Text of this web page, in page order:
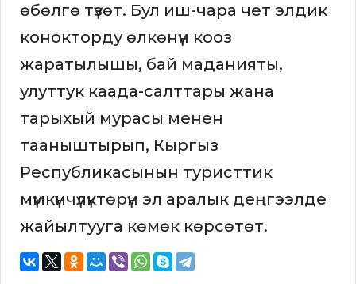
өбөлгө түзөт. Бул иш-чара чет элдик
конокторду өлкөнүн кооз
жаратылышы, бай маданияты,
улуттук каада-салттары жана
тарыхый мурасы менен
тааныштырып, Кыргыз
Республикасынын туристтик
мүмкүнчүлүктөрүн эл аралык деңгээлде
жайылтууга көмөк көрсөтөт.